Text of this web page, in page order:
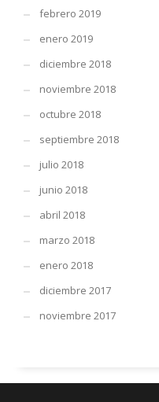
febrero 2019
enero 2019
diciembre 2018
noviembre 2018
octubre 2018
septiembre 2018
julio 2018
junio 2018
abril 2018
marzo 2018
enero 2018
diciembre 2017
noviembre 2017